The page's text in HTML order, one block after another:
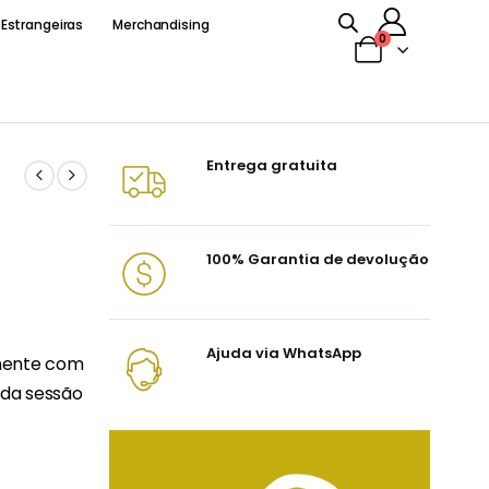
Merchandising
0
com
sessão
Entrega gratuita
100% Garantia de devolução
Ajuda via WhatsApp